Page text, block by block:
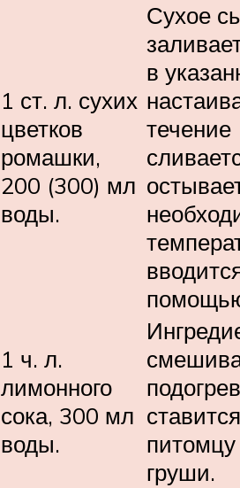
1 ст. л. сухих
цветков
ромашки,
200 (300) мл
воды.
Сухое
в
1 ч. л.
лимонного
сока, 300 мл
воды.
груши.